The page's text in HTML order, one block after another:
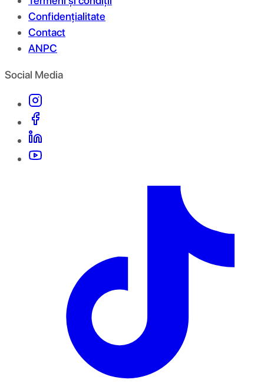
Confidențialitate
Contact
ANPC
Social Media